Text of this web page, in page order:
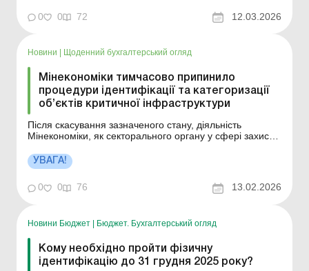
безпечного та прозорого використання ГМО та
продукції, виробленої із застосуванням ГМО, а не
Більше за&...
0 0 72 12.03.2026
Новини Щоденний бухгалтерський огляд
Мінекономіки тимчасово припинило
процедури ідентифікації та категоризації
об’єктів критичної інфраструктури
Після скасування зазначеного стану, діяльність
Мінекономіки, як секторального органу у сфері захисту
промисловості та агропромислового комплексу, буде
відновлено, про що буде поінформовано додатково.
Більше за темою: Галузеві та регіональні...
УВАГА!
0 0 76 13.02.2026
Новини Бюджет | Бюджет. Бухгалтерський огляд
Кому необхідно пройти фізичну
ідентифікацію до 31 грудня 2025 року?